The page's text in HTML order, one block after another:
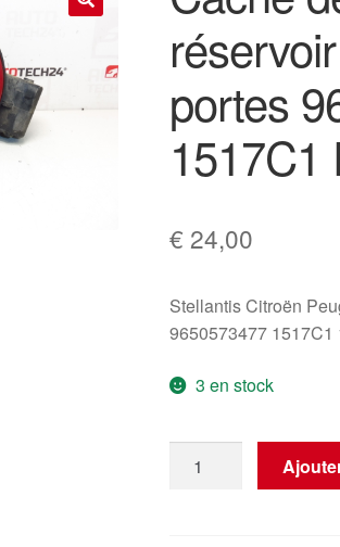
portes
1517C1
€ 24,00
Stellantis Citroën
9650573477 1517C1
3 en stock